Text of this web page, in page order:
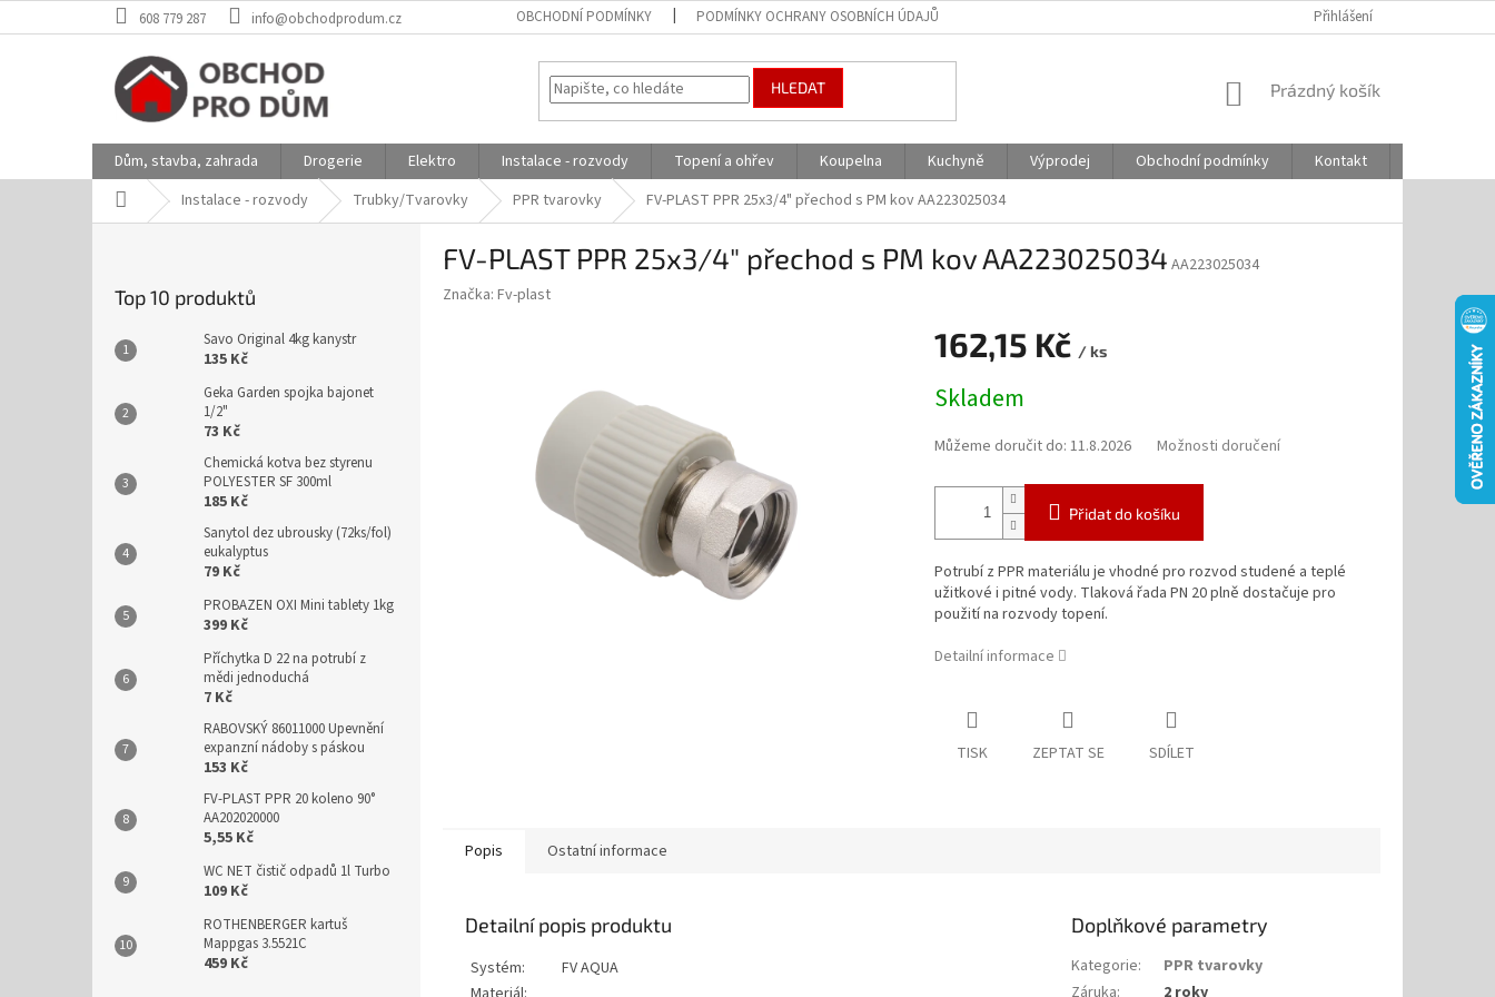
na
608 779 287 info@obchodprodum.cz OBCHODNÍ PODMÍNKY PODMÍNKY OCHRANY OSOBNÍCH ÚDAJŮ Přihlášení
HLEDAT
NÁKUPNÍ
Prázdný košík
Dům, stavba, zahrada Drogerie Elektro Instalace - rozvody Topení a ohřev Koupelna Kuchyně Výprodej Obchodní podmínky Kontakt
Domů Instalace - rozvody Trubky/Tvarovky PPR tvarovky FV-PLAST PPR 25x3/4" přechod s PM kov AA223025034
Top 10 produktů
Savo Original 4kg kanystr
135 Kč
Geka Garden spojka bajonet
1/2"
73 Kč
Chemická kotva bez styrenu
POLYESTER SF 300ml
185 Kč
Sanytol dez ubrousky (72ks/fol)
eukalyptus
79 Kč
PROBAZEN OXI Mini tablety 1kg
399 Kč
Příchytka D 22 na potrubí z
mědi jednoduchá
7 Kč
RABOVSKÝ 86011000 Upevnění
expanzní nádoby s páskou
153 Kč
FV-PLAST PPR 20 koleno 90°
AA202020000
5,55 Kč
WC NET čistič odpadů 1l Turbo
109 Kč
ROTHENBERGER kartuš
Mappgas 3.5521C
459 Kč
FV-PLAST PPR 25x3/4" přechod s PM kov AA223025034 AA223025034
Značka: Fv-plast
162,15 Kč / ks
cena:
Skladem
Můžeme doručit do: 11.8.2026 Možnosti doručení
Přidat do košíku
Potrubí z PPR materiálu je vhodné pro rozvod studené a teplé
užitkové i pitné vody. Tlaková řada PN 20 plně dostačuje pro
použití na rozvody topení.
Detailní informace
TISK ZEPTAT SE SDÍLET
Popis Ostatní informace
Detailní popis produktu
Systém:
FV AQUA
Doplňkové parametry
Kategorie:
PPR tvarovky